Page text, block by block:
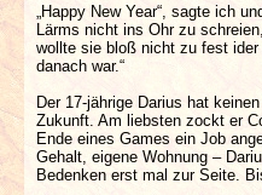
„Happy New Year“, sagte ich
Lärms nicht ins Ohr zu
wollte sie bloß nicht zu fest
danach war.“
Der 17-jährige Darius hat
Zukunft. Am liebsten zockt er
Ende eines Games ein Job
Gehalt, eigene Wohnung –
Bedenken erst mal zur Seite.